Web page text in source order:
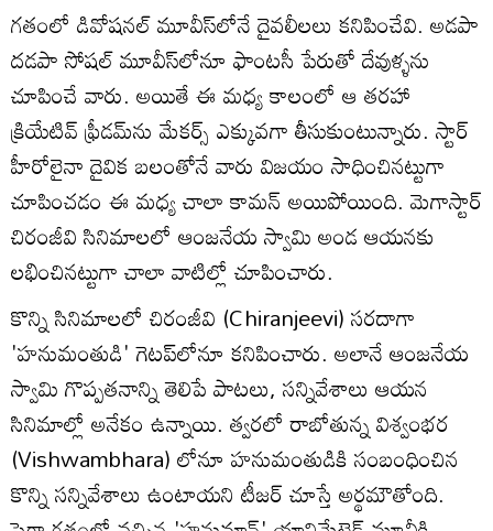
గతంలో డివోషనల్ మూవీస్‌లోనే దైవలీలలు కనిపించేవి. అడపా
దడపా సోషల్ మూవీస్‌లోనూ ఫాంటసీ పేరుతో దేవుళ్ళను
చూపించే వారు. అయితే ఈ మధ్య కాలంలో ఆ తరహా
క్రియేటివ్ ఫ్రీడమ్‌ను మేకర్స్ ఎక్కువగా తీసుకుంటున్నారు. స్టార్
హీరోలైనా దైవిక బలంతోనే వారు విజయం సాధించినట్టుగా
చూపించడం ఈ మధ్య చాలా కామన్ అయిపోయింది. మెగాస్టార్
చిరంజీవి సినిమాలలో ఆంజనేయ స్వామి అండ ఆయనకు
లభించినట్టుగా చాలా వాటిల్లో చూపించారు.
కొన్ని సినిమాలలో చిరంజీవి (Chiranjeevi) సరదాగా
'హనుమంతుడి' గెటప్‌లోనూ కనిపించారు. అలానే ఆంజనేయ
స్వామి గొప్పతనాన్ని తెలిపే పాటలు, సన్నివేశాలు ఆయన
సినిమాల్లో అనేకం ఉన్నాయి. త్వరలో రాబోతున్న విశ్వంభర
(Vishwambhara) లోనూ హనుమంతుడికి సంబంధించిన
కొన్ని సన్నివేశాలు ఉంటాయని టీజర్ చూస్తే అర్థమౌతోంది.